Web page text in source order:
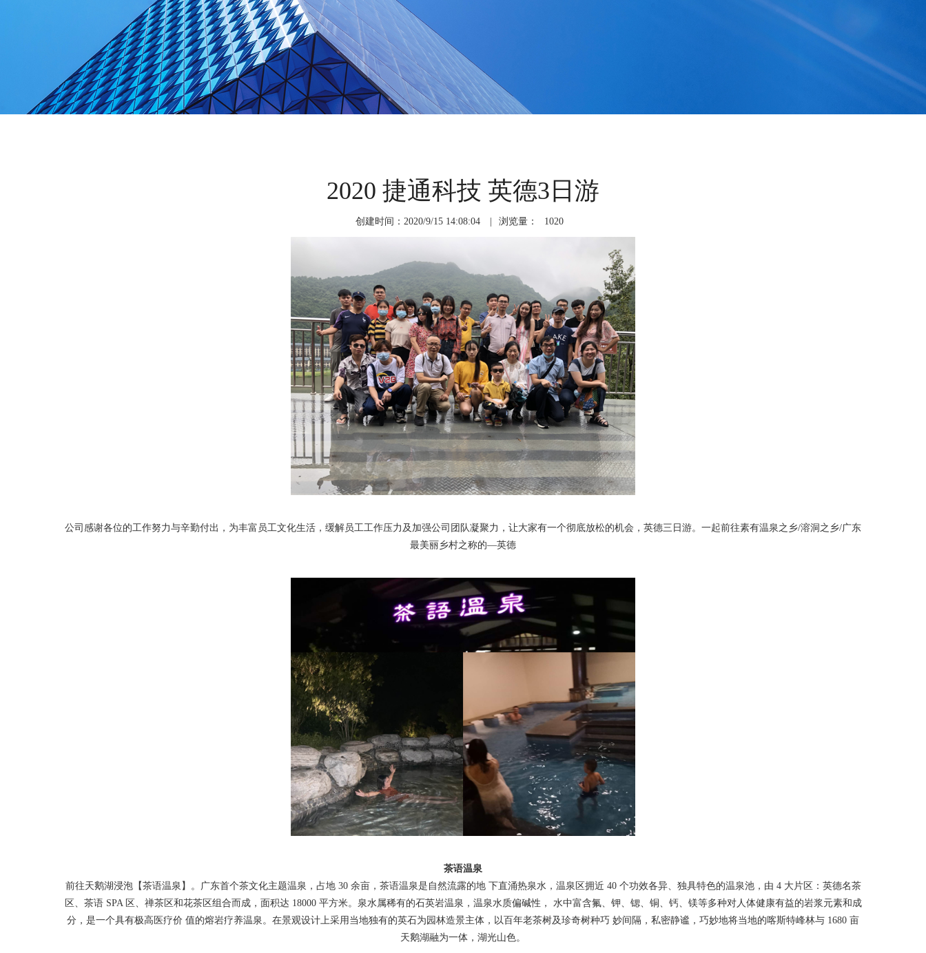
2020 捷通科技 英德3日游
创建时间：2020/9/15 14:08:04 浏览量： 1020
公司感谢各位的工作努力与辛勤付出，为丰富员工文化生活，缓解员工工作压力及加强公司团队凝聚力，让大家有一个彻底放松的机会，英德三日游。一起前往素有温泉之乡/溶洞之乡/广东
最美丽乡村之称的—英德
茶语温泉
前往天鹅湖浸泡【茶语温泉】。广东首个茶文化主题温泉，占地 30 余亩，茶语温泉是自然流露的地 下直涌热泉水，温泉区拥近 40 个功效各异、独具特色的温泉池，由 4 大片区：英德名茶
区、茶语 SPA 区、禅茶区和花茶区组合而成，面积达 18000 平方米。泉水属稀有的石英岩温泉，温泉水质偏碱性， 水中富含氟、钾、锶、铜、钙、镁等多种对人体健康有益的岩浆元素和成
分，是一个具有极高医疗价 值的熔岩疗养温泉。在景观设计上采用当地独有的英石为园林造景主体，以百年老茶树及珍奇树种巧 妙间隔，私密静谧，巧妙地将当地的喀斯特峰林与 1680 亩
天鹅湖融为一体，湖光山色。